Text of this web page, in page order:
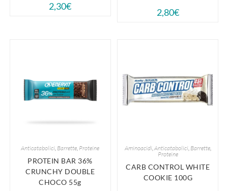
2,30€
2,80€
Anticatabolici Barrette Proteine
PROTEIN BAR 36%
CRUNCHY DOUBLE
CHOCO 55g
Aminoacidi, Anticatabolici, Barrette,
Proteine
CARB CONTROL WHITE
COOKIE 100G